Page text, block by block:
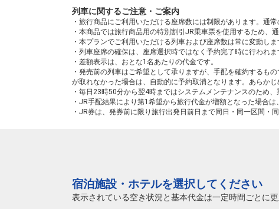
列車に関するご注意・ご案内
・旅行商品にご利用いただける座席数には制限があります。通
・本商品では旅行商品用の特別割引JR乗車票を使用するため、
・本プランでご利用いただける列車および座席数は常に変動し
・列車座席の確保は、座席選択時ではなく予約完了時に行われ
・差額表示は、おとな1名あたりの代金です。
・発売前の列車はご希望として承りますが、手配を確約するも
が取れなかった場合は、自動的に予約取消となります。あらかじ
・毎日23時50分から翌4時まではシステムメンテナンスのため
・JR手配結果により第1希望から旅行代金が増額となった場合は
・JR券は、発券前に限り旅行出発日前日まで同日・同一区間・
宿泊施設・ホテルを選択してください
表示されている空き状況と基本代金は一定時間ごとに